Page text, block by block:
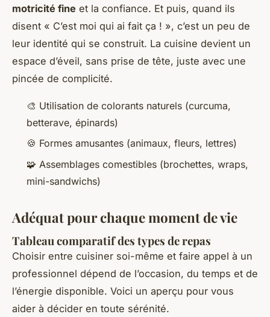
motricité fine et la confiance. Et puis, quand ils
disent « C’est moi qui ai fait ça ! », c’est un peu de
leur identité qui se construit. La cuisine devient un
espace d’éveil, sans prise de tête, juste avec une
pincée de complicité.
🎨 Utilisation de colorants naturels (curcuma,
betterave, épinards)
🍪 Formes amusantes (animaux, fleurs, lettres)
🧩 Assemblages comestibles (brochettes, wraps,
mini-sandwichs)
Adéquat pour chaque moment de vie
Tableau comparatif des types de repas
Choisir entre cuisiner soi-même et faire appel à un
professionnel dépend de l’occasion, du temps et de
l’énergie disponible. Voici un aperçu pour vous
aider à décider en toute sérénité.